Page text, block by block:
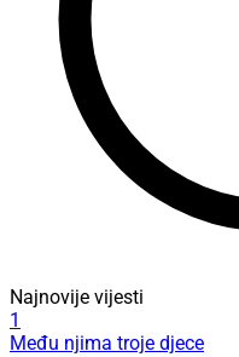
Najnovije vijesti
1
Među njima troje djece